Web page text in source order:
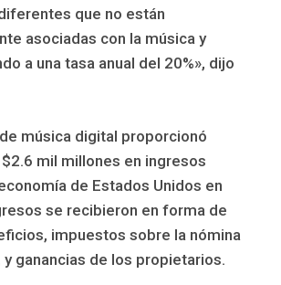
que no están
asociadas con la música y
a una tasa anual del 20%», dijo
música digital proporcionó
mil millones en ingresos
de Estados Unidos en
se recibieron en forma de
impuestos sobre la nómina
ganancias de los propietarios.